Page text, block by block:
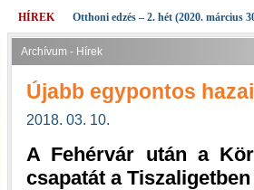
HÍREK Otthoni edzés – 2. hét (2020. március
Archívum - Hírek
Újabb egypontos
2018. 03. 10.
A Fehérvár után a
csapatát a Tiszaligetben